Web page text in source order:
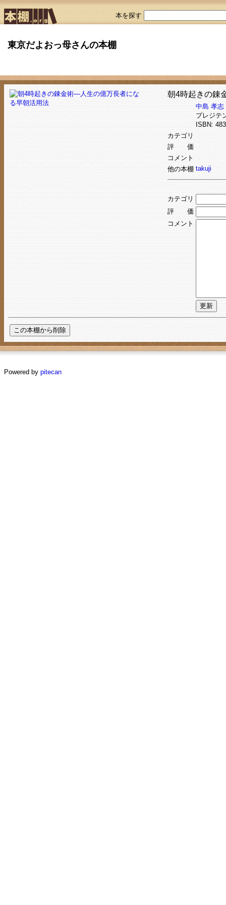
本を探す
東京だよおっ母さんの本棚
朝4時起きの錬
中島 孝志
プレジテ
ISBN:
カテゴリ
評 価
コメント
他の本棚 takuji
カテゴリ
評 価
コメント
Powered by pitecan